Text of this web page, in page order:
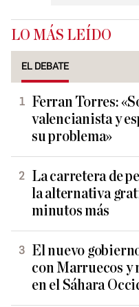
LO MÁS LEÍDO
EL DEBATE
Ferran Torres:
valencianista y
su problema»
La carretera de
la alternativa
minutos más
El nuevo
con Marruecos y
en el Sáhara